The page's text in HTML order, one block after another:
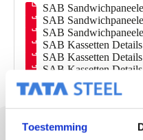
Toestemming
SAB
SAB
SAB
SAB Kassetten
SAB Kassetten
SAB Kassetten
SAB Carrierpaneele
SAB Carrierpaneele
SAB Carrierpaneele